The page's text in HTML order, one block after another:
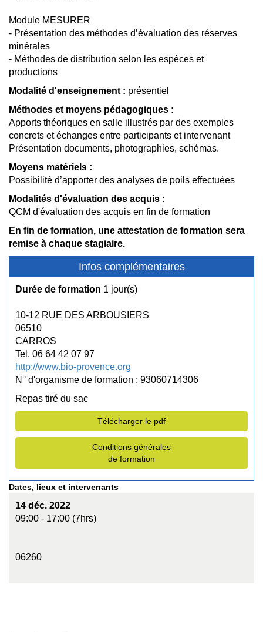
Module MESURER
- Présentation des méthodes d’évaluation des réserves
minérales
- Méthodes de distribution selon les espèces et
productions
Modalité d'enseignement : présentiel
Méthodes et moyens pédagogiques :
Apports théoriques en salle illustrés par des exemples
concrets et échanges entre participants et intervenant
Présentation documents, photographies, schémas.
Moyens matériels :
Possibilité d’apporter des analyses de poils effectuées
Modalités d'évaluation des acquis :
QCM d'évaluation des acquis en fin de formation
En fin de formation, une attestation de formation sera
remise à chaque stagiaire.
Infos complémentaires
Durée de formation 1 jour(s)
10-12 RUE DES ARBOUSIERS
06510
CARROS
Tel. 06 64 42 07 97
http://www.bio-provence.org
N° d'organisme de formation : 93060714306
Repas tiré du sac
Télécharger le pdf
Conditions générales
de formation
Dates, lieux et intervenants
14 déc. 2022
09:00 - 17:00 (7hrs)
06260